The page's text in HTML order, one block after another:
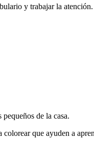
y trabajar la atención.
de la casa.
que ayuden a